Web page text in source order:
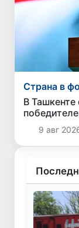
Страна в
В
Нового
9 авг